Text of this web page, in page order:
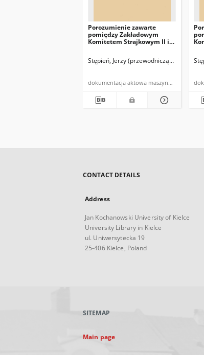
Porozumienie zawarte
pomiędzy Zakładowym
Komitetem Strajkowym II i
Kielcach […]
Stępień, Jerzy (przewodniczący
dokumentacja aktowa maszynopis
CONTACT DETAILS
Address
Jan Kochanowski University of Kielce
University Library in Kielce
ul. Uniwersytecka 19
25-406 Kielce, Poland
SITEMAP
Main page